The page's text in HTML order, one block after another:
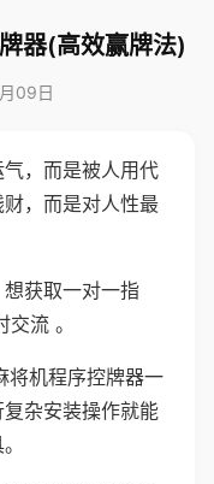
器(高效赢牌法)
09日
，而是被人用代
，而是对人性最
获取一对一指
流 。
将机程序控牌器一
杂安装操作就能